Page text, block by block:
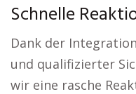
Schnelle
Dank der
und qualifizierter
wir eine rasche